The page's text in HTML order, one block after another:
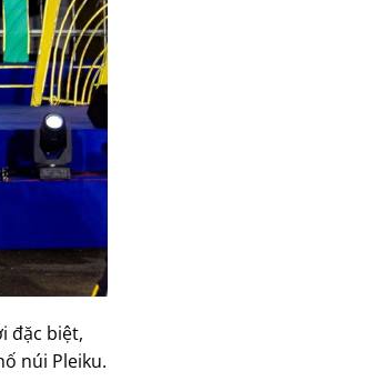
đặc biệt,
núi Pleiku.